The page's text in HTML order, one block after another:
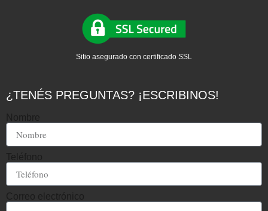
Sitio asegurado con certificado SSL
¿TENÉS PREGUNTAS? ¡ESCRIBINOS!